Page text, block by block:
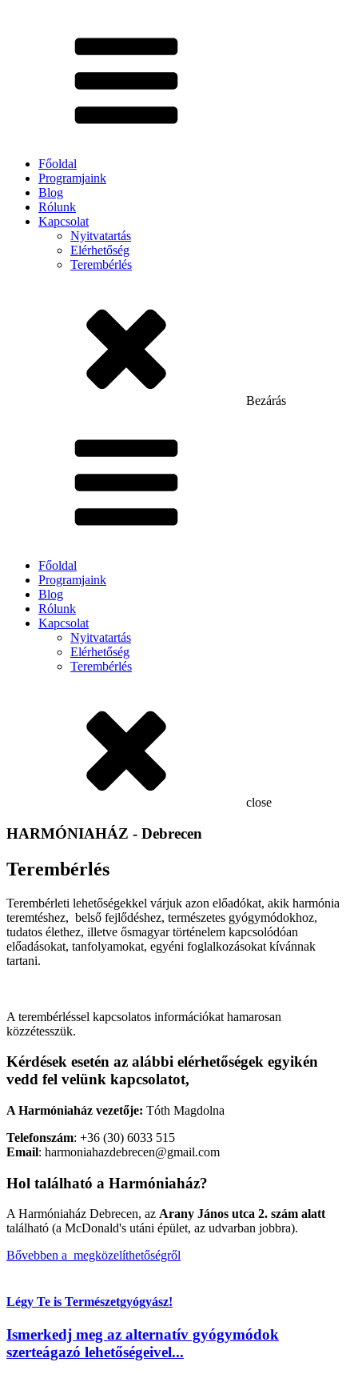
Főoldal
Programjaink
Blog
Rólunk
Kapcsolat
Nyitvatartás
Elérhetőség
Terembérlés
Bezárás
Főoldal
Programjaink
Blog
Rólunk
Kapcsolat
Nyitvatartás
Elérhetőség
Terembérlés
close
HARMÓNIAHÁZ - Debrecen
Terembérlés
Terembérleti lehetőségekkel várjuk azon előadókat, akik harmónia
teremtéshez, belső fejlődéshez, természetes gyógymódokhoz,
tudatos élethez, illetve ősmagyar történelem kapcsolódóan
előadásokat, tanfolyamokat, egyéni foglalkozásokat kívánnak
tartani.
A terembérléssel kapcsolatos információkat hamarosan
közzétesszük.
Kérdések esetén az alábbi elérhetőségek egyikén
vedd fel velünk kapcsolatot,
A Harmóniaház vezetője: Tóth Magdolna
Telefonszám: +36 (30) 6033 515
Email: harmoniahazdebrecen@gmail.com
Hol található a Harmóniaház?
A Harmóniaház Debrecen, az Arany János utca 2. szám alatt
található (a McDonald's utáni épület, az udvarban jobbra).
Bővebben a megközelíthetőségről
Légy Te is Természetgyógyász!
Ismerkedj meg az alternatív gyógymódok
szerteágazó lehetőségeivel...